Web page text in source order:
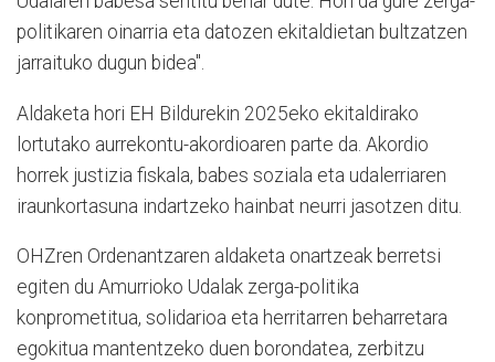
politikaren oinarria eta datozen ekitaldietan bultzatzen
jarraituko dugun bidea".
Aldaketa hori EH Bildurekin 2025eko ekitaldirako
lortutako aurrekontu-akordioaren parte da. Akordio
horrek justizia fiskala, babes soziala eta udalerriaren
iraunkortasuna indartzeko hainbat neurri jasotzen ditu.
OHZren Ordenantzaren aldaketa onartzeak berretsi
egiten du Amurrioko Udalak zerga-politika
konprometitua, solidarioa eta herritarren beharretara
egokitua mantentzeko duen borondatea, zerbitzu